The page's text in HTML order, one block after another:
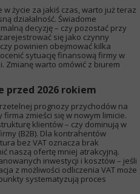
w życie za jakiś czas, warto już teraz
działalność. Świadome
decyzję – czy pozostać przy
się jako czynny
powinien obejmować kilka
sytuację finansową firmy w
Zmianę warto omówić z biurem
przed 2026 rokiem
prognozy przychodów na
firma zmieści się w nowym limicie.
klientów – czy dominują w
(B2B). Dla kontrahentów
bez VAT oznacza brak
naszą ofertę mniej atrakcyjną.
inwestycji i kosztów – jeśli
z możliwości odliczenia VAT może
systematyzują proces